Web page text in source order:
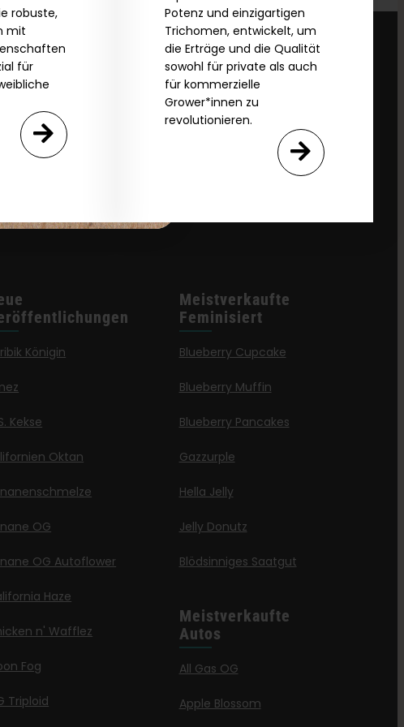
robuste,
mit
für
Potenz und einzigartigen
Trichomen, entwickelt, um
die Erträge und die Qualität
sowohl für private als auch
für kommerzielle
Grower*innen zu
revolutionieren.
Königin
Kekse
Oktan
OG
OG Autoflower
Haze
n' Wafflez
Fog
Triploid
Meistverkaufte
Feminisiert
Blueberry Cupcake
Blueberry Muffin
Blueberry Pancakes
Gazzurple
Hella Jelly
Jelly Donutz
Blödsinniges Saatgut
Meistverkaufte
Autos
All Gas OG
Apple Blossom